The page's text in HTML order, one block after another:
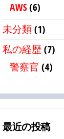
AWS(6)
未分類(1)
私の経歴(7)
警察官 (4)
最近の投稿